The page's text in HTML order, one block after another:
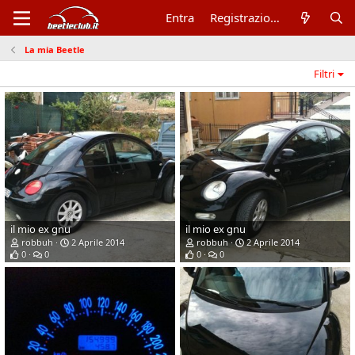
Entra Registrazione
La mia Beetle
Filtri
il mio ex gnu
robbuh
2 Aprile 2014
0
0
il mio ex gnu
robbuh
2 Aprile 2014
0
0